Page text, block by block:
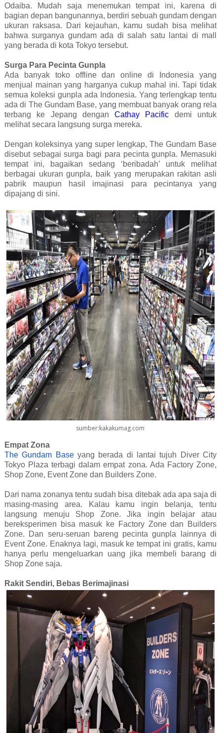
Odaiba. Mudah saja menemukan tempat ini, karena di
bagian depan bangunannya, berdiri sebuah gundam dengan
ukuran raksasa. Dari kejauhan, kamu sudah bisa melihat
bahwa surganya gundam ada di salah satu lantai di mall
yang berada di kota Tokyo tersebut.
Surga Para Pecinta Gunpla
Ada banyak toko offline dan online di Indonesia yang
menjual mainan yang harganya cukup mahal ini. Tapi tidak
semua koleksi gunpla ada Indonesia. Yang terlengkap tentu
ada di The Gundam Base, yang membuat banyak orang rela
terbang ke Jepang denganCathay Pacific demi untuk
melihat secara langsung surga mereka.
Dengan koleksinya yang super lengkap, The Gundam Base
disebut sebagai surga bagi para pecinta gunpla. Memasuki
tempat ini, bagaikan sedang ‘beribadah’ untuk melihat
berbagai ukuran gunpla, baik yang merupakan rakitan asli
pabrik maupun hasil imajinasi para pecintanya yang
dipajang di sini.
sumber:kakakumag.com
Empat Zona
The Gundam Baseyang berada di lantai tujuh Diver City
Tokyo Plaza terbagi dalam empat zona. Ada Factory Zone,
Shop Zone, Event Zone dan Builders Zone.
Dari nama zonanya tentu sudah bisa ditebak ada apa saja di
masing-masing area. Kalau kamu ingin belanja, tentu
langsung menuju Shop Zone. Jika ingin belajar atau
bereksperimen bisa masuk ke Factory Zone dan Builders
Zone. Dan seru-seruan bareng pecinta gunpla lainnya di
Event Zone. Enaknya lagi, masuk ke tempat ini gratis, kamu
hanya perlu mengeluarkan uang jika membeli barang di
Shop Zone saja.
Rakit Sendiri, Bebas Berimajinasi